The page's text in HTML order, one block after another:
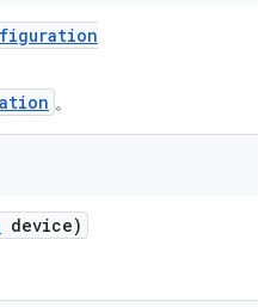
。
device)